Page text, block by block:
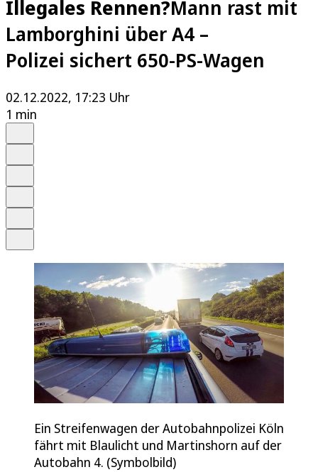
Illegales Rennen?Mann rast mit
Lamborghini über A4 –
Polizei sichert 650-PS-Wagen
02.12.2022, 17:23 Uhr
1 min
Ein Streifenwagen der Autobahnpolizei Köln
fährt mit Blaulicht und Martinshorn auf der
Autobahn 4. (Symbolbild)